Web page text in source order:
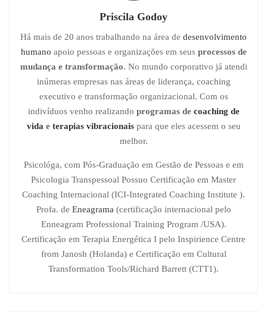
Priscila Godoy
Há mais de 20 anos trabalhando na área de desenvolvimento
humano apoio pessoas e organizações em seus processos de
mudança e transformação. No mundo corporativo já atendi
inúmeras empresas nas áreas de liderança, coaching
executivo e transformação organizacional. Com os
indivíduos venho realizando programas de coaching de
vida e terapias vibracionaispara que eles acessem o seu
melhor.
Psicológa, com Pós-Graduação em Gestão de Pessoas e em
Psicologia Transpessoal Possuo Certificação em Master
Coaching Internacional (ICI-Integrated Coaching Institute ).
Profa. de Eneagrama (certificação internacional pelo
Enneagram Professional Training Program /USA).
Certificação em Terapia Energética I pelo Inspirience Centre
from Janosh (Holanda) e Certificação em Cultural
Transformation Tools/Richard Barrett (CTT1).